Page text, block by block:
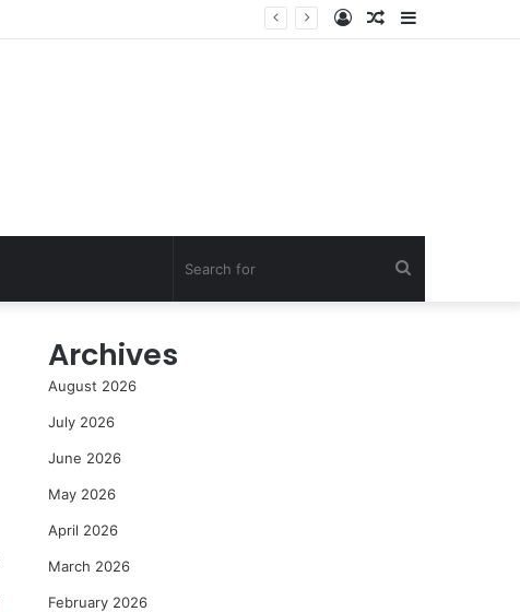
Sidebar
Random
Log
Archives
August 2026
July 2026
June 2026
May 2026
April 2026
March 2026
February 2026